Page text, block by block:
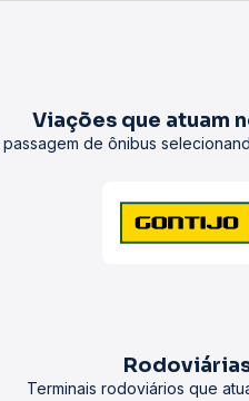
Viações que atuam
de ônibus
Terminais rodoviários que